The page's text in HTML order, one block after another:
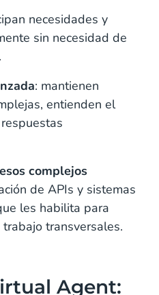
necesidades y
sin necesidad de
: mantienen
entienden el
complejos
de APIs y sistemas
les habilita para
transversales.
Agent: